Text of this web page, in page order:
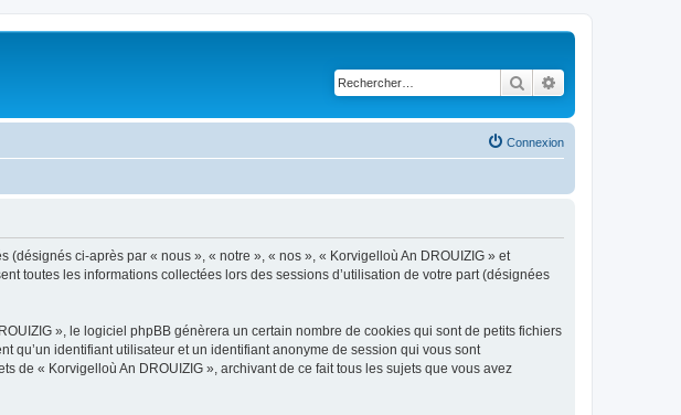
Rechercher
Connexion
ci-après par « nous », « notre », « nos », « Korvigelloù An DROUIZIG » et
toutes les informations collectées lors des sessions d’utilisation de votre part (désignées
», le logiciel phpBB génèrera un certain nombre de cookies qui sont de petits fichiers
qu’un identifiant utilisateur et un identifiant anonyme de session qui vous sont
de « Korvigelloù An DROUIZIG », archivant de ce fait tous les sujets que vous avez